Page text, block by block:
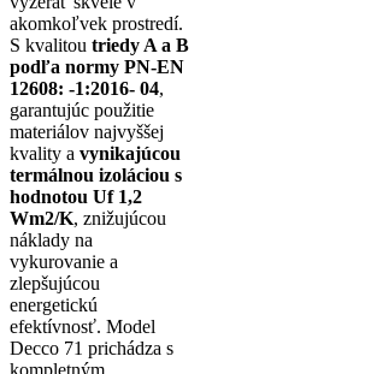
akomkoľvek prostredí.
S kvalitou triedy A a B
podľa normy PN-EN
12608: -1:2016- 04,
garantujúc použitie
materiálov najvyššej
kvality a vynikajúcou
termálnou izoláciou s
hodnotou Uf 1,2
Wm2/K, znižujúcou
náklady na
vykurovanie a
zlepšujúcou
energetickú
efektívnosť. Model
Decco 71 prichádza s
kompletným